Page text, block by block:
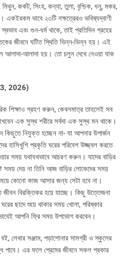
মিথুন, কর্কট, সিংহ, কন্যা, তুলা, বৃশ্চিক, ধনু, মকর,
ভাবে ২৩টি নক্ষত্রেরও ভবিষ্যদ্বাণী
এবং গুন-ধর্ম থাকে, তাই প্রতিদিন গ্রহের
জীবনে ঘটিত স্থিতি ভিন্ন-ভিন্ন হয়। এই
আলাদা-আলাদা হয়। তো চলুন দেখে নেওয়া যাক
2026)
শিক্ষাও গ্রহণ করুন, কেবলমাত্র তাহলেই সব
এক সুস্থ শরীরে সর্বদা এক সুস্থ মন থাকে।
নিযুক্ত হচ্ছেন না- যা আপনার উপার্জন
হাসিখুশি প্রকৃতি ঘরের পরিবেশ উজ্জ্বল করতে
সময় যথাযথভাবে আচরণ করুন। যাদের বাড়ির
সময় দেয় না তিনি আজ বাড়ির লোকেদের সময়
কোনো কাজ আসার জন্য সেটা হবে না।
জীবন বিরক্তিকর হয়ে যাচ্ছে। কিছু উত্তেজনা
ছাদে শুয়ে থাকার সময় খোলা, পরিষ্কার
আপনি ফ্রি সময় উপভোগ করবেন।
লেখার সঞ্জাম, পড়াশোনার সামগ্রী ও স্কুলের
পাবে। এর ফলে প্রেমের জীবনে সকল প্রকার